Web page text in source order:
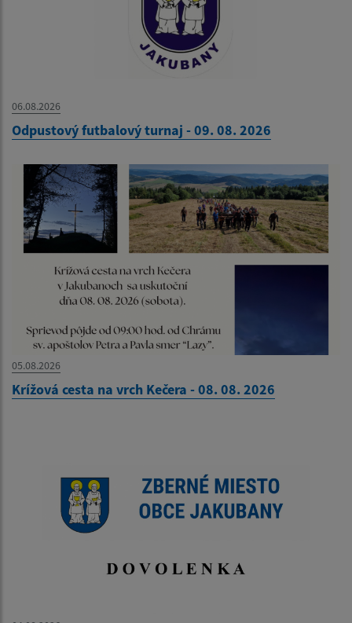
06.08.2026
Odpustový futbalový turnaj - 09. 08. 2026
05.08.2026
Krížová cesta na vrch Kečera - 08. 08. 2026